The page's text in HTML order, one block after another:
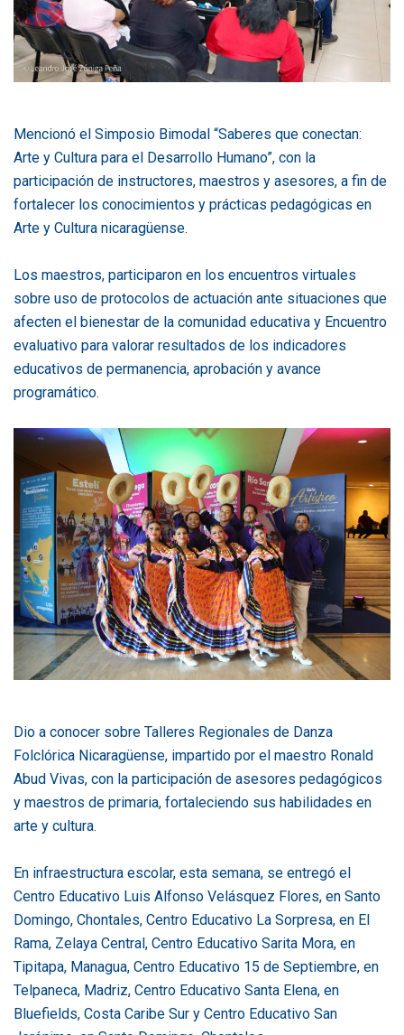
Mencionó el Simposio Bimodal “Saberes que conectan:
Arte y Cultura para el Desarrollo Humano”, con la
participación de instructores, maestros y asesores, a fin de
fortalecer los conocimientos y prácticas pedagógicas en
Arte y Cultura nicaragüense.
Los maestros, participaron en los encuentros virtuales
sobre uso de protocolos de actuación ante situaciones que
afecten el bienestar de la comunidad educativa y Encuentro
evaluativo para valorar resultados de los indicadores
educativos de permanencia, aprobación y avance
programático.
Dio a conocer sobre Talleres Regionales de Danza
Folclórica Nicaragüense, impartido por el maestro Ronald
Abud Vivas, con la participación de asesores pedagógicos
y maestros de primaria, fortaleciendo sus habilidades en
arte y cultura.
En infraestructura escolar, esta semana, se entregó el
Centro Educativo Luis Alfonso Velásquez Flores, en Santo
Domingo, Chontales, Centro Educativo La Sorpresa, en El
Rama, Zelaya Central, Centro Educativo Sarita Mora, en
Tipitapa, Managua, Centro Educativo 15 de Septiembre, en
Telpaneca, Madriz, Centro Educativo Santa Elena, en
Bluefields, Costa Caribe Sur y Centro Educativo San